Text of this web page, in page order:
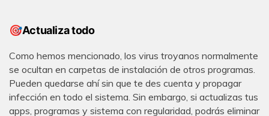
🎯Actualiza todo
Como hemos mencionado, los virus troyanos normalmente
se ocultan en carpetas de instalación de otros programas.
Pueden quedarse ahí sin que te des cuenta y propagar
infección en todo el sistema. Sin embargo, si actualizas tus
apps, programas y sistema con regularidad, podrás eliminar